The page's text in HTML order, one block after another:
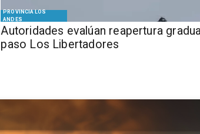
PROVINCIA LOS
ANDES
​​Autoridades evalúan reapertura
paso Los Libertadores